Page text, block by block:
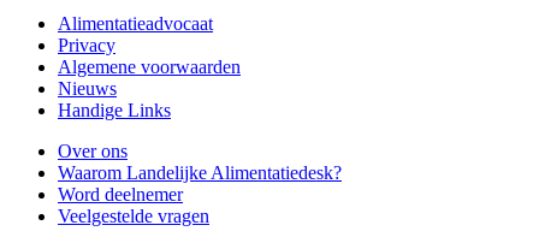
Alimentatieadvocaat
Privacy
Algemene voorwaarden
Nieuws
Handige Links
Over ons
Waarom Landelijke Alimentatiedesk?
Word deelnemer
Veelgestelde vragen